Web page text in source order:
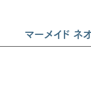
マーメイド ネ